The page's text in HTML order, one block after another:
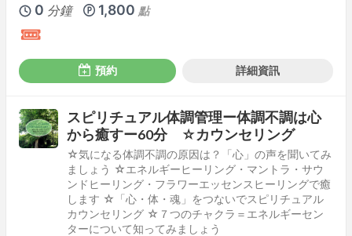
0 分鐘 1,800 點
預約 詳細資訊
スピリチュアル体調管理ー体調不調は心
から癒すー60分 ☆カウンセリング
☆気になる体調不調の原因は？「心」の声を聞いてみ
ましょう ☆エネルギーヒーリング・マントラ・サウ
ンドヒーリング・フラワーエッセンスヒーリングで癒
します ☆「心・体・魂」をつないでスピリチュアル
カウンセリング ☆７つのチャクラ＝エネルギーセン
ターについて知ってみましょう